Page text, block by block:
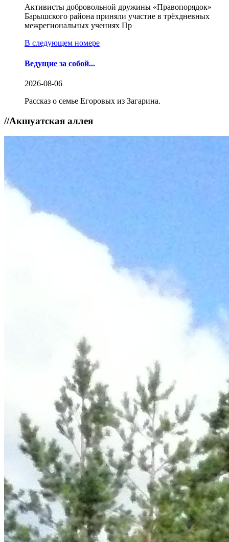
Активисты добровольной дружины «Правопорядок»
Барышского района приняли участие в трёхдневных
межрегиональных учениях Пр
В следующем номере
Ведущие за собой...
2026-08-06
Рассказ о семье Егоровых из Загарина.
//Акшуатская аллея